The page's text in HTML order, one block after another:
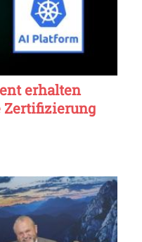
erhalten
Zertifizierung